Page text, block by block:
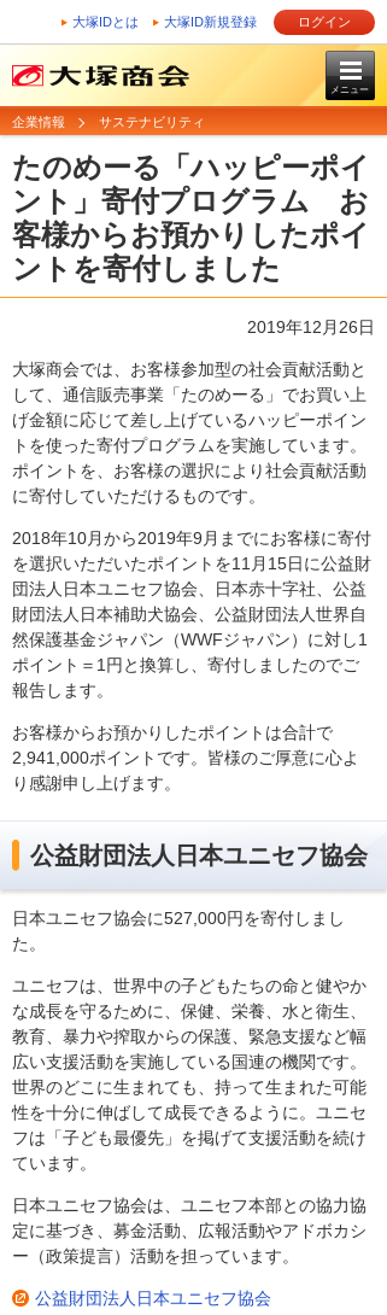
大塚IDとは 大塚ID新規登録 ログイン
メニュー
企業情報 サステナビリティ
たのめーる「ハッピーポイ
ント」寄付プログラム お
客様からお預かりしたポイ
ントを寄付しました
2019年12月26日
大塚商会では、お客様参加型の社会貢献活動と
して、通信販売事業「たのめーる」でお買い上
げ金額に応じて差し上げているハッピーポイン
トを使った寄付プログラムを実施しています。
ポイントを、お客様の選択により社会貢献活動
に寄付していただけるものです。
2018年10月から2019年9月までにお客様に寄付
を選択いただいたポイントを11月15日に公益財
団法人日本ユニセフ協会、日本赤十字社、公益
財団法人日本補助犬協会、公益財団法人世界自
然保護基金ジャパン（WWFジャパン）に対し1
ポイント＝1円と換算し、寄付しましたのでご
報告します。
お客様からお預かりしたポイントは合計で
2,941,000ポイントです。皆様のご厚意に心よ
り感謝申し上げます。
公益財団法人日本ユニセフ協会
日本ユニセフ協会に527,000円を寄付しまし
た。
ユニセフは、世界中の子どもたちの命と健やか
な成長を守るために、保健、栄養、水と衛生、
教育、暴力や搾取からの保護、緊急支援など幅
広い支援活動を実施している国連の機関です。
世界のどこに生まれても、持って生まれた可能
性を十分に伸ばして成長できるように。ユニセ
フは「子ども最優先」を掲げて支援活動を続け
ています。
日本ユニセフ協会は、ユニセフ本部との協力協
定に基づき、募金活動、広報活動やアドボカシ
ー（政策提言）活動を担っています。
公益財団法人日本ユニセフ協会